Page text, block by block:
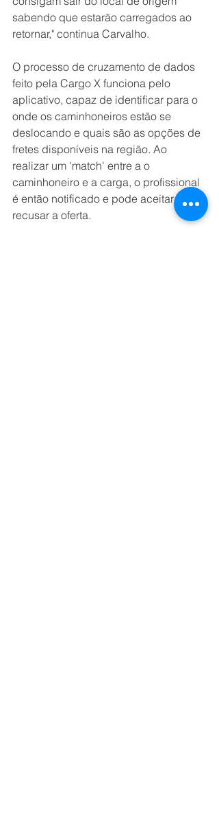
sabendo que estarão carregados ao
retornar," continua Carvalho.
O processo de cruzamento de dados
feito pela Cargo X funciona pelo
aplicativo, capaz de identificar para o
onde os caminhoneiros estão se
deslocando e quais são as opções de
fretes disponíveis na região. Ao
realizar um 'match' entre a o
caminhoneiro e a carga, o profissional
é então notificado e pode aceitar ou
recusar a oferta.